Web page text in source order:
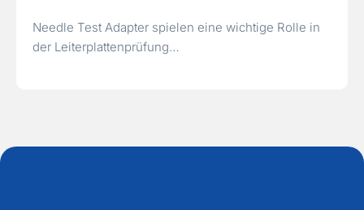
Needle Test Adapter spielen eine wichtige Rolle in
der Leiterplattenprüfung…